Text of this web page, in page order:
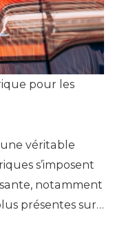
pour les
véritable
s’imposent
notamment
présentes sur…